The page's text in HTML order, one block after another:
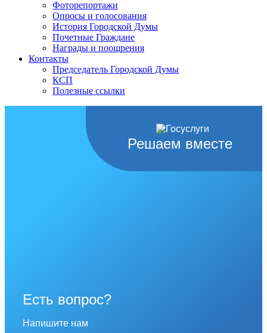
Фоторепортажи
Опросы и голосования
История Городской Думы
Почетные Граждане
Награды и поощрения
Контакты
Председатель Городской Думы
КСП
Полезные ссылки
Решаем вместе
Есть вопрос?
Напишите нам